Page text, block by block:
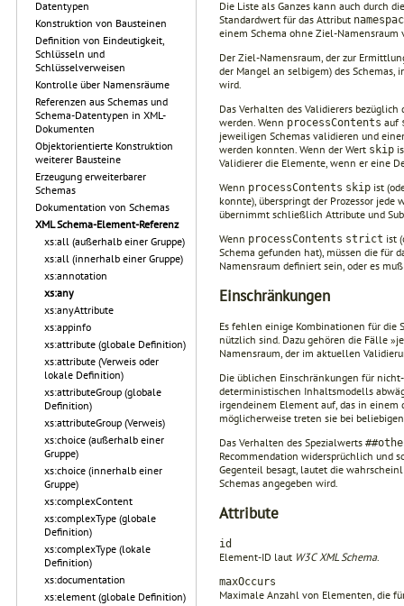
Datentypen
Konstruktion von Bausteinen
Definition von Eindeutigkeit,
Schlüsseln und
Schlüsselverweisen
Kontrolle über Namensräume
Referenzen aus Schemas und
Schema-Datentypen in XML-
Dokumenten
Objektorientierte Konstruktion
weiterer Bausteine
Erzeugung erweiterbarer
Schemas
Dokumentation von Schemas
XML Schema-Element-Referenz
xs:all (außerhalb einer Gruppe)
xs:all (innerhalb einer Gruppe)
xs:annotation
xs:any
xs:anyAttribute
xs:appinfo
xs:attribute (globale Definition)
xs:attribute (Verweis oder
lokale Definition)
xs:attributeGroup (globale
Definition)
xs:attributeGroup (Verweis)
xs:choice (außerhalb einer
Gruppe)
xs:choice (innerhalb einer
Gruppe)
xs:complexContent
xs:complexType (globale
Definition)
xs:complexType (lokale
Definition)
xs:documentation
xs:element (globale Definition)
Die Liste als Ganzes kann auch durch
Standardwert für das Attribut
einem Schema ohne Ziel-
Der Ziel-Namensraum, der zur
der Mangel an selbigem) des Schemas,
wird.
Das Verhalten des Validierers
werden. Wenn processContents auf
jeweiligen Schemas validieren und
werden konnten. Wenn der Wert skip
Validierer die Elemente, wenn er eine
Wenn processContents skip ist
konnte), überspringt der Prozessor
übernimmt schließlich Attribute und
Wenn processContents strict ist
Schema gefunden hat), müssen die für
Namensraum definiert sein, oder es
Einschränkungen
Es fehlen einige Kombinationen für die
nützlich sind. Dazu gehören die Fälle
Namensraum, der im aktuellen
Die üblichen Einschränkungen für
deterministischen Inhaltsmodells
irgendeinem Element auf, das in
möglicherweise treten sie bei
Das Verhalten des Spezialwerts
Recommendation widersprüchlich und
Gegenteil besagt, lautet die
Schemas angegeben wird.
Attribute
id
Element-ID laut W3C XML Schema.
maxOccurs
Maximale Anzahl von Elementen, die